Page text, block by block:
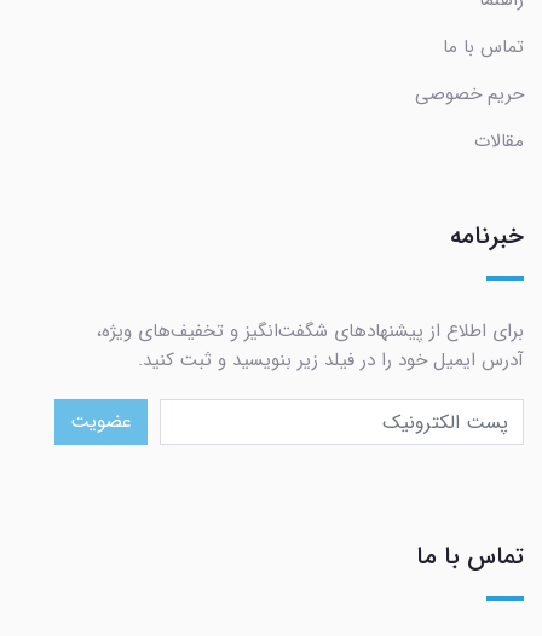
تماس با ما
حریم خصوصی
مقالات
خبرنامه
برای اطلاع از پیشنهادهای شگفت‌انگیز و تخفیف‌های ویژه،
آدرس ایمیل خود را در فیلد زیر بنویسید و ثبت کنید.
عضویت
تماس با ما